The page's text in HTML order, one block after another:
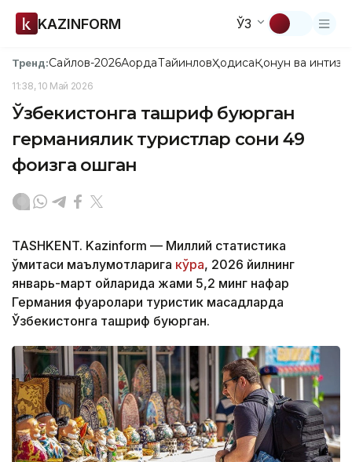
KAZINFORM ЎЗ
Тренд:Сайлов-2026АқордаТайинловҲодисаҚонун ва
11:38, 10 Май 2026
Ўзбекистонга ташриф буюрган
германиялик туристлар сони 49
фоизга ошган
TASHKENT. Kazinform — Миллий статистика
қўмитаси маълумотларига кўра, 2026 йилнинг
январь-март ойларида жами 5,2 минг нафар
Германия фуқаролари туристик мақсадларда
Ўзбекистонга ташриф буюрган.